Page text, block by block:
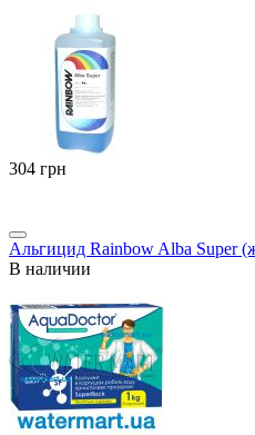
‍304‍ грн
Альгицид Rainbow Alba Super
В наличии